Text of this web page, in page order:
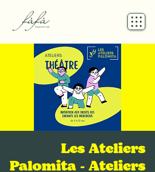
Les Ateliers
Palomita - Ateliers